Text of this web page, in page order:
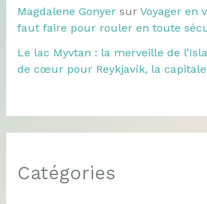
Magdalene Gonyersur Voyager en
faut faire pour rouler en toute
Le lac Myvtan : la merveille de
de cœur pour Reykjavík, la capitale
Catégories